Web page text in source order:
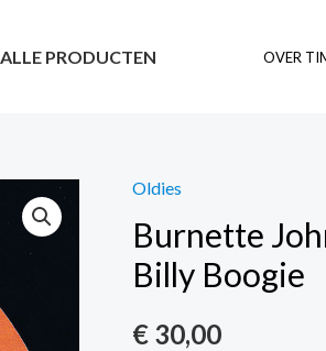
ALLE PRODUCTEN OVER
Oldies
Burnette
Billy Boogie
€ 30,00